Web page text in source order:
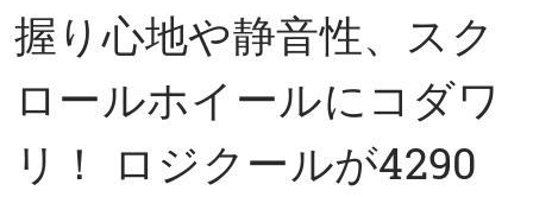
握り心地や静音性、スク
ロールホイールにコダワ
リ！ ロジクールが4290